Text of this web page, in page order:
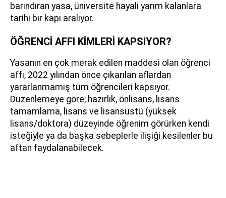
barındıran yasa, üniversite hayali yarım kalanlara
tarihi bir kapı aralıyor.
ÖĞRENCİ AFFI KİMLERİ KAPSIYOR?
Yasanın en çok merak edilen maddesi olan öğrenci
affı, 2022 yılından önce çıkarılan aflardan
yararlanmamış tüm öğrencileri kapsıyor.
Düzenlemeye göre; hazırlık, önlisans, lisans
tamamlama, lisans ve lisansüstü (yüksek
lisans/doktora) düzeyinde öğrenim görürken kendi
isteğiyle ya da başka sebeplerle ilişiği kesilenler bu
aftan faydalanabilecek.